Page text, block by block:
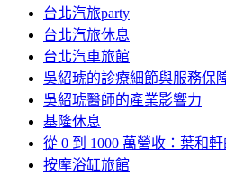
台北汽旅party
台北汽旅休息
台北汽車旅館
吳紹琥的診療細節與服務保
吳紹琥醫師的產業影響力
基隆休息
從 0 到 1000 萬營收：葉和
按摩浴缸旅館